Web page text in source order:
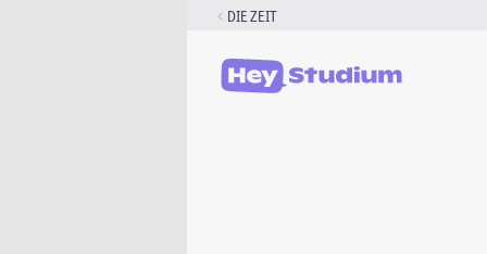
DIE ZEIT